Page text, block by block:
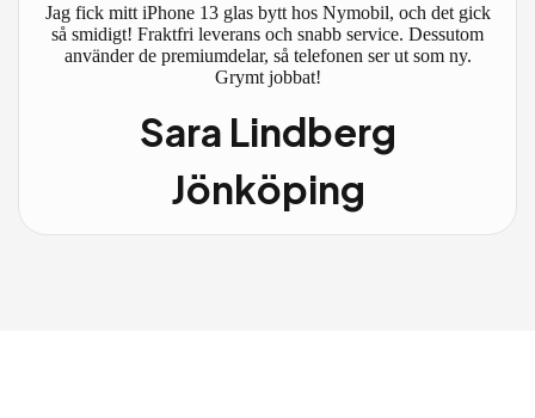
Jag fick mitt iPhone 13 glas bytt hos Nymobil, och det gick
så smidigt! Fraktfri leverans och snabb service. Dessutom
använder de premiumdelar, så telefonen ser ut som ny.
Grymt jobbat!
Sara Lindberg
Jönköping